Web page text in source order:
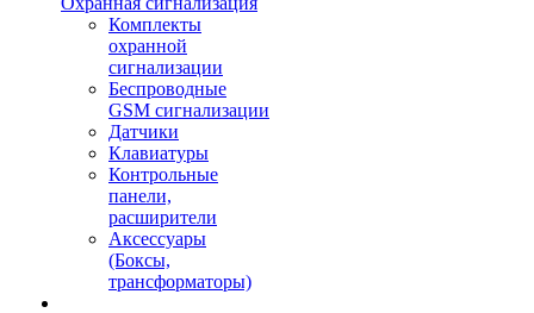
Комплекты
охранной
сигнализации
Беспроводные
GSM сигнализации
Датчики
Клавиатуры
Контрольные
панели,
расширители
Аксессуары
(Боксы,
трансформаторы)